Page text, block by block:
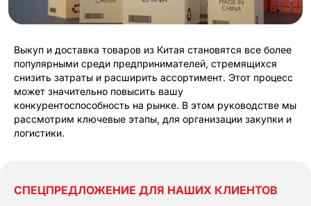
Выкуп и доставка товаров из Китая становятся все более
популярными среди предпринимателей, стремящихся
снизить затраты и расширить ассортимент. Этот процесс
может значительно повысить вашу
конкурентоспособность на рынке. В этом руководстве мы
рассмотрим ключевые этапы, для организации закупки и
логистики.
СПЕЦПРЕДЛОЖЕНИЕ ДЛЯ НАШИХ КЛИЕНТОВ